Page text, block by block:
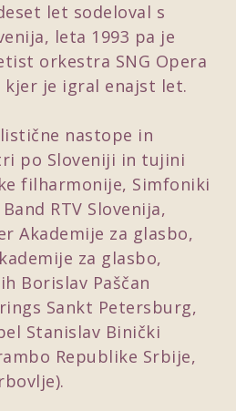
let sodeloval s
leta 1993 pa je
orkestra SNG Opera
je igral enajst let.
nastope in
po Sloveniji in tujini
filharmonije, Simfoniki
RTV Slovenija,
Akademije za glasbo,
za glasbo,
Borislav Paščan
Sankt Petersburg,
Stanislav Binički
Republike Srbije,